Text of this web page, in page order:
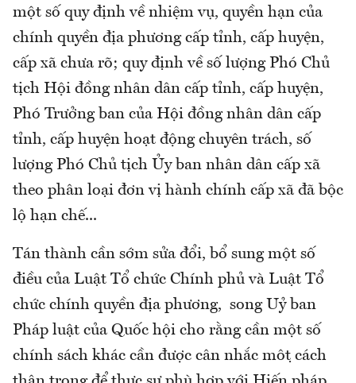
một số quy định về nhiệm vụ, quyền hạn của
chính quyền địa phương cấp tỉnh, cấp huyện,
cấp xã chưa rõ; quy định về số lượng Phó Chủ
tịch Hội đồng nhân dân cấp tỉnh, cấp huyện,
Phó Trưởng ban của Hội đồng nhân dân cấp
tỉnh, cấp huyện hoạt động chuyên trách, số
lượng Phó Chủ tịch Ủy ban nhân dân cấp xã
theo phân loại đơn vị hành chính cấp xã đã bộc
lộ hạn chế...
Tán thành cần sớm sửa đổi, bổ sung một số
điều của Luật Tổ chức Chính phủ và Luật Tổ
chức chính quyền địa phương, song Uỷ ban
Pháp luật của Quốc hội cho rằng cần một số
chính sách khác cần được cân nhắc một cách